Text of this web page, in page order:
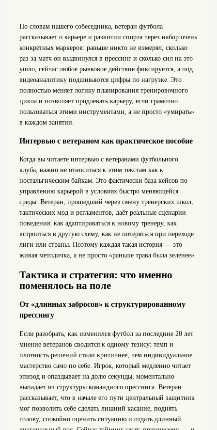
По словам нашего собеседника, ветеран футбола
рассказывает о карьере и развитии спорта через набор очень
конкретных маркеров: раньше никто не измерял, сколько
раз за матч он выдвинулся в прессинг и сколько сил на это
ушло, сейчас любое рывковое действие фиксируется, а под
видеоаналитику подшиваются цифры по нагрузке. Это
полностью меняет логику планирования тренировочного
цикла и позволяет продлевать карьеру, если грамотно
пользоваться этими инструментами, а не просто «умирать»
в каждом занятии.
Интервью с ветераном как практическое пособие
Когда вы читаете интервью с ветеранами футбольного
клуба, важно не относиться к этим текстам как к
ностальгическим байкам. Это фактически база кейсов по
управлению карьерой в условиях быстро меняющейся
среды. Ветеран, прошедший через смену тренерских школ,
тактических мод и регламентов, даёт реальные сценарии
поведения: как адаптироваться к новому тренеру, как
встроиться в другую схему, как не потеряться при переходе
лиги или страны. Поэтому каждая такая история — это
живая методичка, а не просто «раньше трава была зеленее».
Тактика и стратегия: что именно
поменялось на поле
От «длинных забросов» к структурированному
прессингу
Если разобрать, как изменился футбол за последние 20 лет
мнение ветеранов сводится к одному тезису: темп и
плотность решений стали критичнее, чем индивидуальное
мастерство само по себе. Игрок, который медленно читает
эпизод и опаздывает на долю секунды, моментально
выпадает из структуры командного прессинга. Ветеран
рассказывает, что в начале его пути центральный защитник
мог позволить себе сделать лишний касание, поднять
голову, спокойно оценить ситуацию и отдать длинный